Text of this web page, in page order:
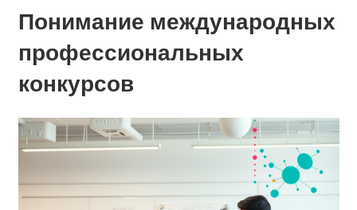
Понимание международных
профессиональных
конкурсов